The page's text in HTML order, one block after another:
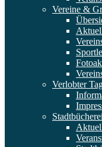
Vereine &
Verlobter
Stadtbücherei